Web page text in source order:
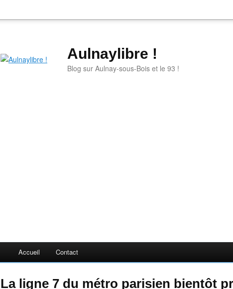
Aulnaylibre !
Blog sur Aulnay-sous-Bois et le 93 !
Accueil Contact
La ligne 7 du métro parisien bientôt